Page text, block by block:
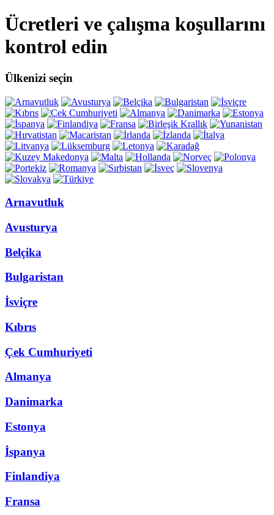
Ücretleri ve çalışma koşullarını
kontrol edin
Ülkenizi seçin
Arnavutluk
Avusturya
Belçika
Bulgaristan
İsviçre
Kıbrıs
Çek Cumhuriyeti
Almanya
Danimarka
Estonya
İspanya
Finlandiya
Fransa